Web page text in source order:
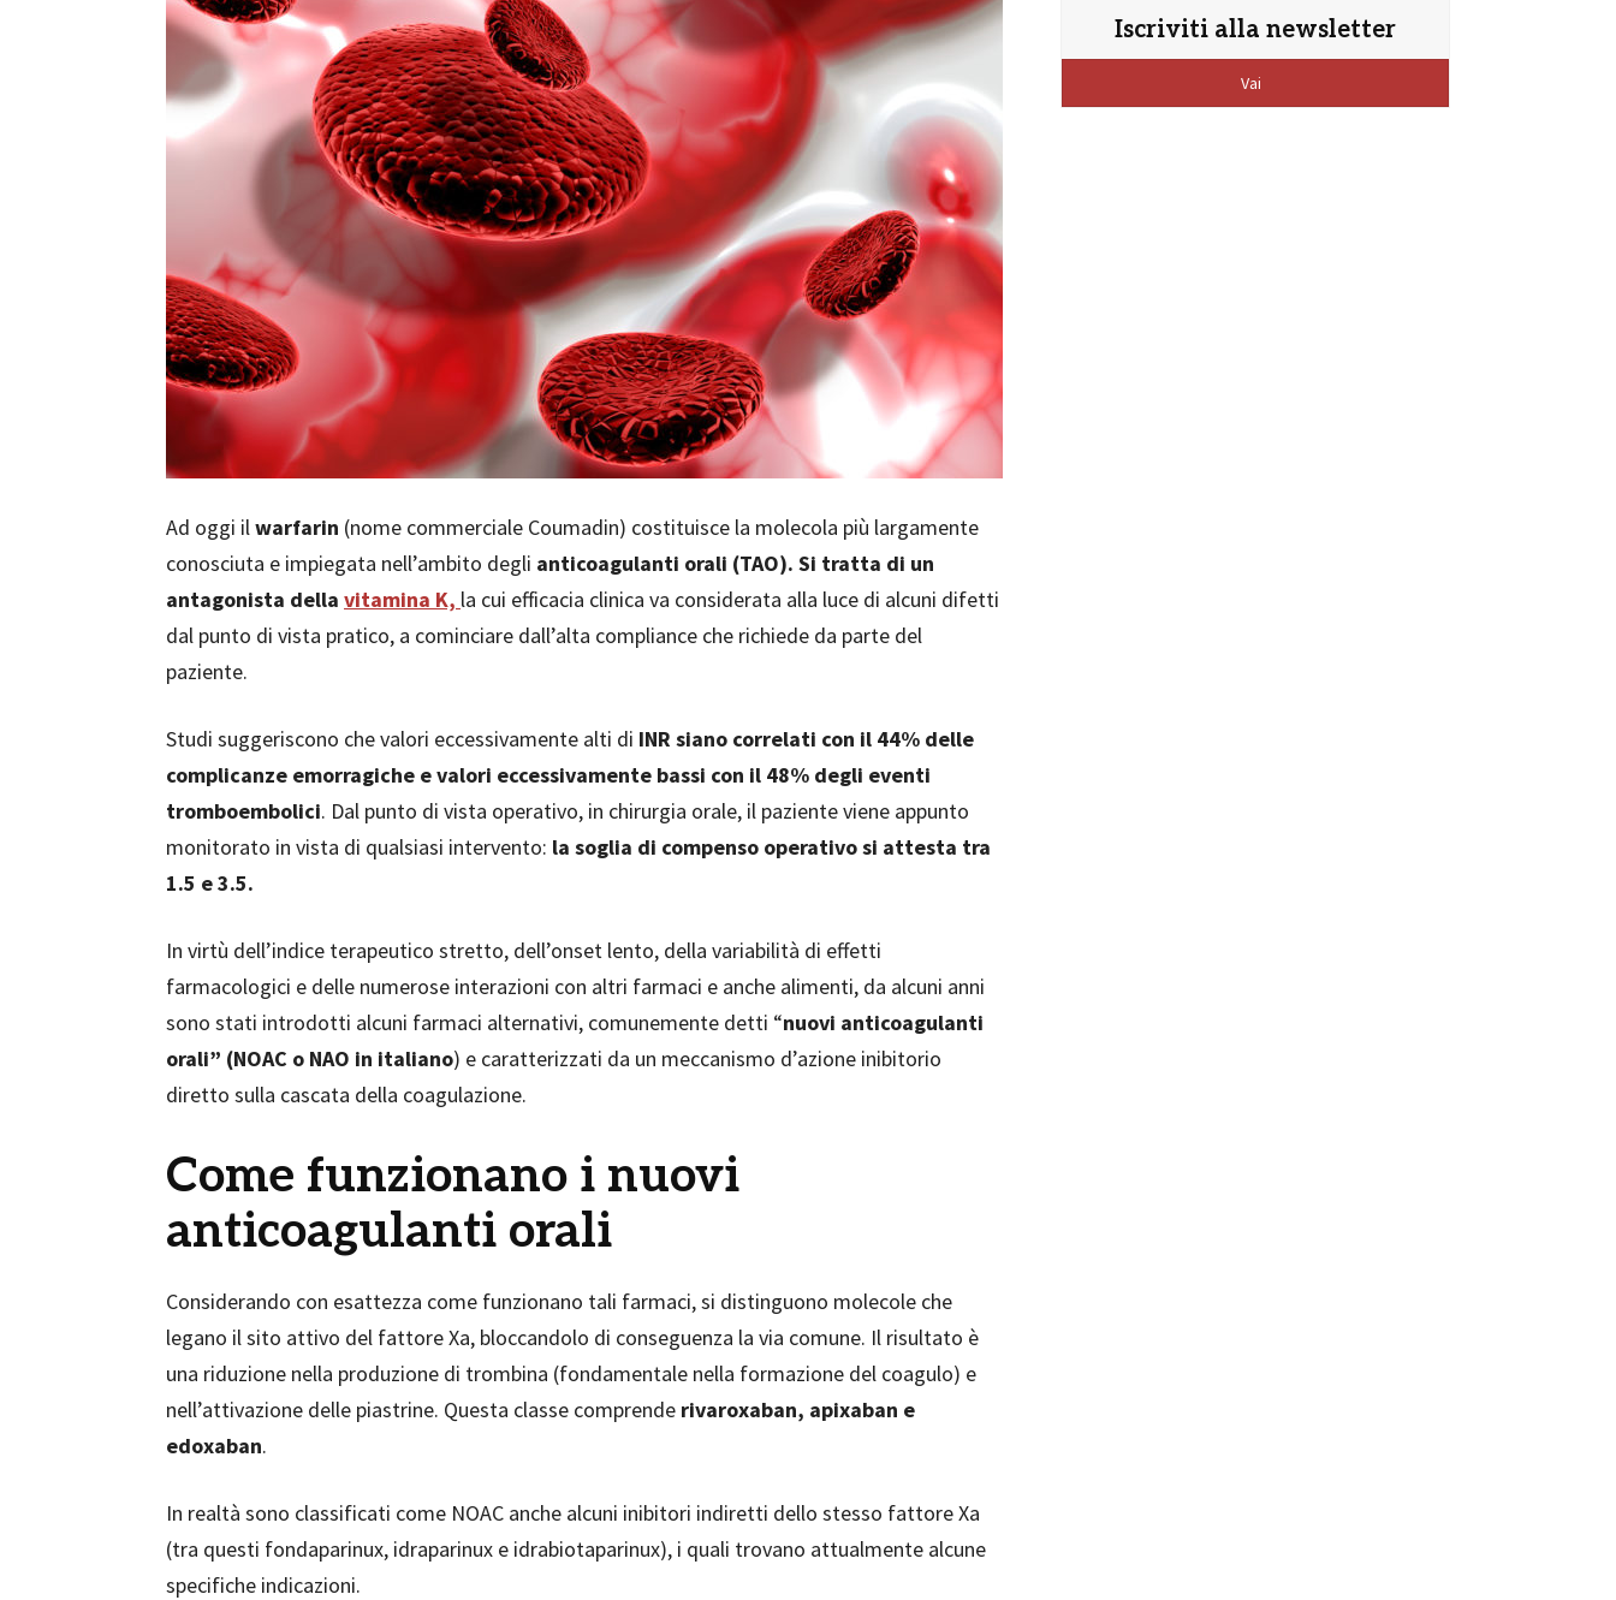
Ad oggi ilwarfarin (nome commerciale Coumadin) costituisce la molecola più largamente
conosciuta e impiegata nell’ambito degli anticoagulanti orali (TAO). Si tratta di un
antagonista della vitamina K, la cui efficacia clinica va considerata alla luce di alcuni difetti
dal punto di vista pratico, a cominciare dall’alta compliance che richiede da parte del
paziente.
Studi suggeriscono che valori eccessivamente alti di INR siano correlati con il 44% delle
complicanze emorragiche e valori eccessivamente bassi con il 48% degli eventi
tromboembolici. Dal punto di vista operativo, in chirurgia orale, il paziente viene appunto
monitorato in vista di qualsiasi intervento: la soglia di compenso operativo si attesta tra
1.5 e 3.5.
In virtù dell’indice terapeutico stretto, dell’onset lento, della variabilità di effetti
farmacologici e delle numerose interazioni con altri farmaci e anche alimenti, da alcuni anni
sono stati introdotti alcuni farmaci alternativi, comunemente detti “nuovi anticoagulanti
orali” (NOAC o NAO in italiano) e caratterizzati da un meccanismo d’azione inibitorio
diretto sulla cascata della coagulazione.
Come funzionano i nuovi
anticoagulanti orali
Considerando con esattezza come funzionano tali farmaci, si distinguono molecole che
legano il sito attivo del fattore Xa, bloccandolo di conseguenza la via comune. Il risultato è
una riduzione nella produzione di trombina (fondamentale nella formazione del coagulo) e
nell’attivazione delle piastrine. Questa classe comprende rivaroxaban, apixaban e
edoxaban.
In realtà sono classificati come NOAC anche alcuni inibitori indiretti dello stesso fattore Xa
(tra questi fondaparinux, idraparinux e idrabiotaparinux), i quali trovano attualmente alcune
specifiche indicazioni.
Iscriviti alla newsletter
Vai